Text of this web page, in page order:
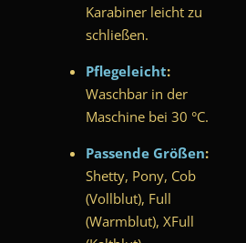
Karabiner leicht zu
schließen.
Pflegeleicht:
Waschbar in der
Maschine bei 30 °C.
Passende Größen:
Shetty, Pony, Cob
(Vollblut), Full
(Warmblut), XFull